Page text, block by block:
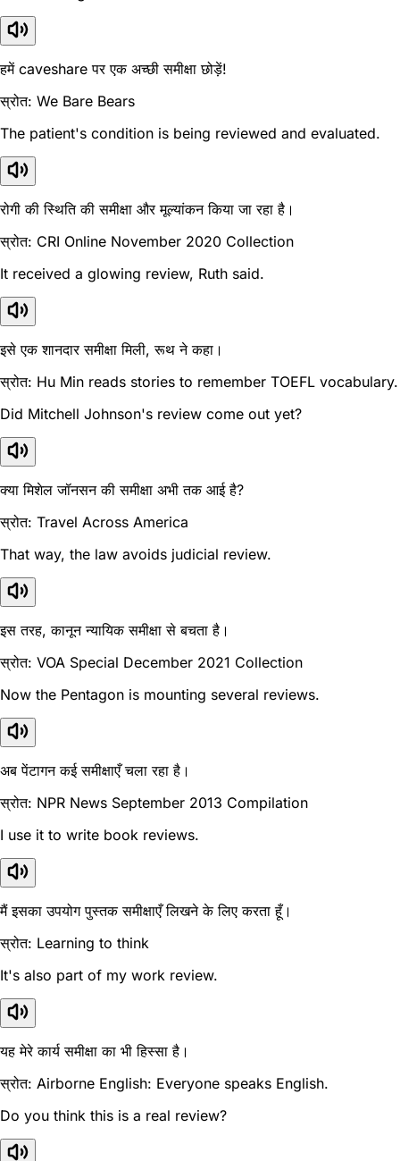
हमें caveshare पर एक अच्छी समीक्षा छोड़ें!
स्रोत: We Bare Bears
The patient's condition is being reviewed and evaluated.
रोगी की स्थिति की समीक्षा और मूल्यांकन किया जा रहा है।
स्रोत: CRI Online November 2020 Collection
It received a glowing review, Ruth said.
इसे एक शानदार समीक्षा मिली, रूथ ने कहा।
स्रोत: Hu Min reads stories to remember TOEFL vocabulary.
Did Mitchell Johnson's review come out yet?
क्या मिशेल जॉनसन की समीक्षा अभी तक आई है?
स्रोत: Travel Across America
That way, the law avoids judicial review.
इस तरह, कानून न्यायिक समीक्षा से बचता है।
स्रोत: VOA Special December 2021 Collection
Now the Pentagon is mounting several reviews.
अब पेंटागन कई समीक्षाएँ चला रहा है।
स्रोत: NPR News September 2013 Compilation
I use it to write book reviews.
मैं इसका उपयोग पुस्तक समीक्षाएँ लिखने के लिए करता हूँ।
स्रोत: Learning to think
It's also part of my work review.
यह मेरे कार्य समीक्षा का भी हिस्सा है।
स्रोत: Airborne English: Everyone speaks English.
Do you think this is a real review?